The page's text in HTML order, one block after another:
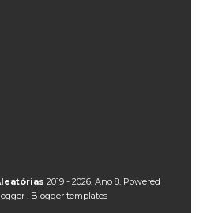
2019 - 2026. Ano 8. Powered
Blogger templates